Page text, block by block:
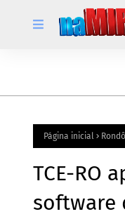
Página inicial
TCE-RO
software